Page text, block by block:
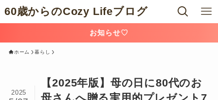
60歳からのCozy Lifeブログ
お知らせ♡
ホーム 暮らし
【2025年版】母の日に80代のお
2025